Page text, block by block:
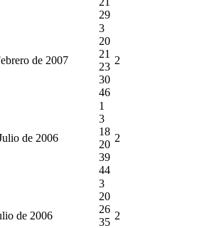
29
de 2007
3
20
21
23
30
46
2
de 2006
1
3
18
20
39
44
2
de 2006
3
20
26
35
2